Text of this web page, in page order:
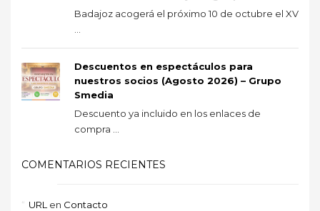
Badajoz acogerá el próximo 10 de octubre el XV
Descuentos en espectáculos para
nuestros socios (Agosto 2026) – Grupo
Smedia
Descuento ya incluido en los enlaces de
compra ...
COMENTARIOS RECIENTES
URL en Contacto